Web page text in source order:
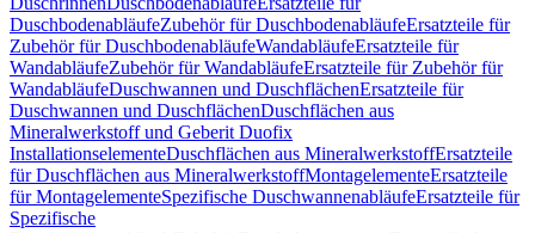
DuschbodenabläufeZubehör für DuschbodenabläufeErsatzteile für
Zubehör für DuschbodenabläufeWandabläufeErsatzteile für
WandabläufeZubehör für WandabläufeErsatzteile für Zubehör für
WandabläufeDuschwannen und DuschflächenErsatzteile für
Duschwannen und DuschflächenDuschflächen aus
Mineralwerkstoff und Geberit Duofix
InstallationselementeDuschflächen aus MineralwerkstoffErsatzteile
für Duschflächen aus MineralwerkstoffMontagelementeErsatzteile
für MontagelementeSpezifische DuschwannenabläufeErsatzteile für
Spezifische